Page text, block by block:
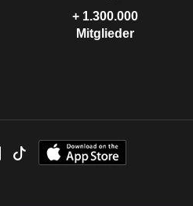
+ 1.300.000
Mitglieder